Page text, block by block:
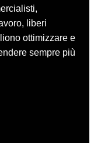
liberi
ottimizzare e
sempre più